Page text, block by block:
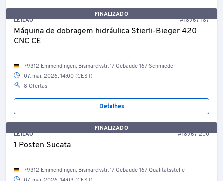
FINALIZADO
LEILÃO
#18967-187
Máquina de dobragem hidráulica Stierli-Bieger 420
CNC CE
79312 Emmendingen, Bismarckstr. 1/ Gebäude 16/ Schmiede
07. mai. 2026, 14:00 (CEST)
8 Ofertas
Detalhes
FINALIZADO
LEILÃO
#18967-200
1 Posten Sucata
79312 Emmendingen, Bismarckstr. 1/ Gebäude 16/ Qualitätsstelle